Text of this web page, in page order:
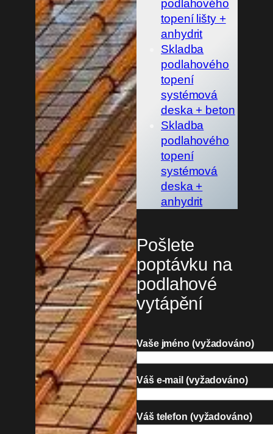
podlahového
topení lišty +
anhydrit
Skladba
podlahového
topení
systémová
deska + beton
Skladba
podlahového
topení
systémová
deska +
anhydrit
Pošlete
poptávku na
podlahové
vytápění
Vaše jméno (vyžadováno)
Váš e-mail (vyžadováno)
Váš telefon (vyžadováno)